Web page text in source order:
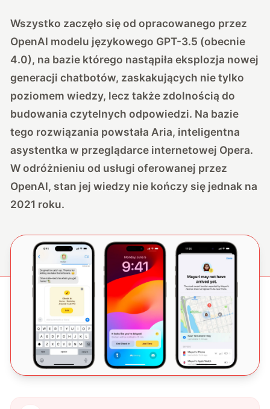
Wszystko zaczęło się od opracowanego przez
OpenAI modelu językowego GPT-3.5 (obecnie
4.0), na bazie którego nastąpiła eksplozja nowej
generacji chatbotów, zaskakujących nie tylko
poziomem wiedzy, lecz także zdolnością do
budowania czytelnych odpowiedzi. Na bazie
tego rozwiązania powstała Aria, inteligentna
asystentka w przeglądarce internetowej Opera.
W odróżnieniu od usługi oferowanej przez
OpenAI, stan jej wiedzy nie kończy się jednak na
2021 roku.